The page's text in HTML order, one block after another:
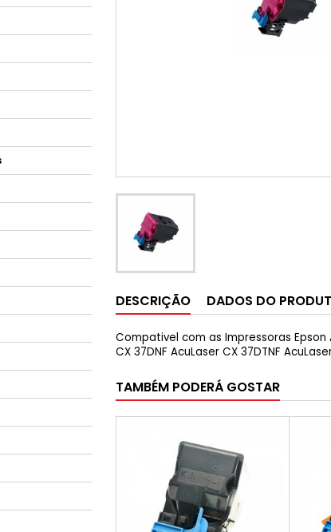
DESCRIÇÃO DADOS DO
Compativel com as Impressoras Epson
CX 37DNF AcuLaser CX 37DTNF
TAMBÉM PODERÁ GOSTAR